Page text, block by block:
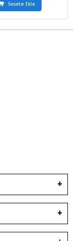
Sepete Ekle